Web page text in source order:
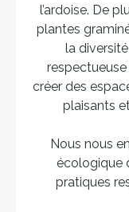
l’ardoise. De
plantes
la
respectueuse
créer des
plaisants
Nous nous
écologique
pratiques